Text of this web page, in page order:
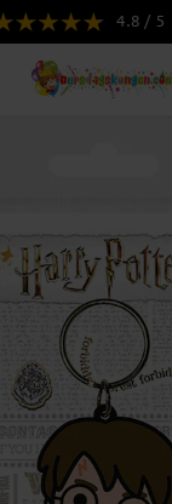
4.8 / 5